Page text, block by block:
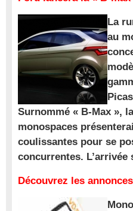
La
au
Surnommé « B-Max »,
monospaces
coulissantes pour se
concurrentes.
Découvrez les